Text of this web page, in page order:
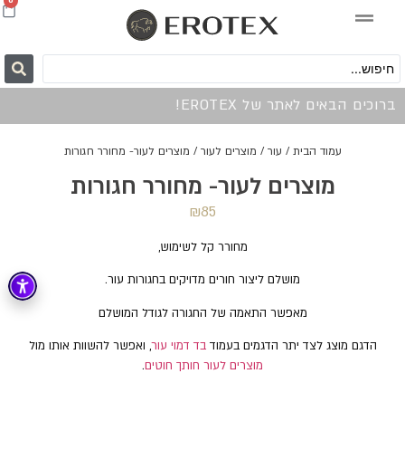
ברוכים הבאים לאתר של EROTEX!
עמוד הבית / עור / מוצרים לעור / מוצרים לעור- מחורר חגורות
מוצרים לעור- מחורר חגורות
₪85
מחורר קל לשימוש,
מושלם ליצור חורים מדויקים בחגורות עור.
מאפשר התאמה של החגורה לגודל המושלם
הדגם מוצג לצד יתר הדגמים בעמודבד דמוי עור, ואפשר להשוות אותו מול
מוצרים לעור חותך חוטים.